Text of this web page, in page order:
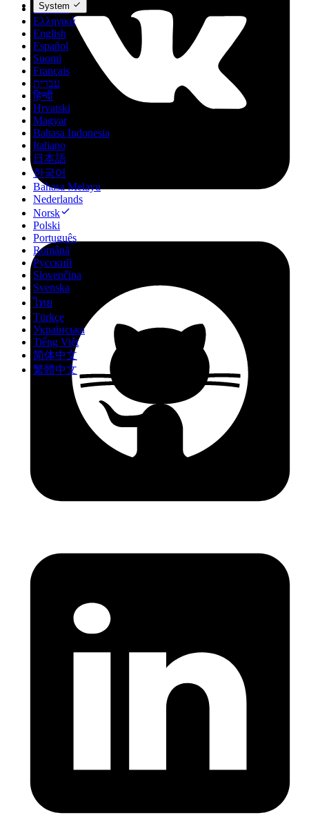
Deutsch
Ελληνικά
English
Español
Suomi
Français
עברית
हिन्दी
Hrvatski
Magyar
Bahasa Indonesia
Italiano
日本語
한국어
Bahasa Melayu
Nederlands
Norsk
Polski
Português
Română
Русский
Slovenčina
Svenska
ไทย
Türkçe
Українська
Tiếng Việt
简体中文
繁體中文
System